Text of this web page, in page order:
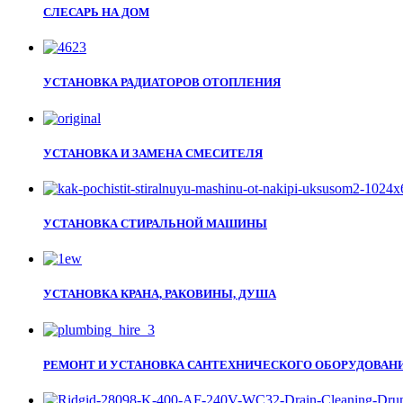
СЛЕСАРЬ НА ДОМ
УСТАНОВКА РАДИАТОРОВ ОТОПЛЕНИЯ
УСТАНОВКА И ЗАМЕНА СМЕСИТЕЛЯ
УСТАНОВКА СТИРАЛЬНОЙ МАШИНЫ
УСТАНОВКА КРАНА, РАКОВИНЫ, ДУША
РЕМОНТ И УСТАНОВКА САНТЕХНИЧЕСКОГО